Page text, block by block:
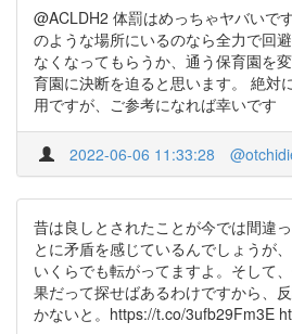
@ACLDH2 体罰はめっちゃヤバいで
のような場所にいるのなら全力で回
なくなってもらうか、通う保育園を
育園に決断を迫ると思います。 絶対
用ですが、ご参考になれば幸いです
2022-06-06 11:33:28
昔は良しとされたことが今では間違
とに矛盾を感じているんでしょうが
いくらでも転がってますよ。そして
果だって探せばあるわけですから、
かないと。https://t.co/3ufb29Fm3E